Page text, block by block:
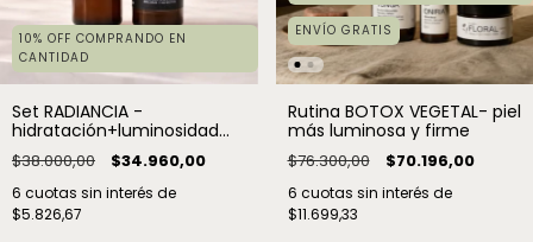
10% OFF COMPRANDO EN
CANTIDAD
Set RADIANCIA -
hidratación+luminosidad
natural
$38.000,00 $34.960,00
6 cuotas sin interés de
$5.826,67
ENVÍO GRATIS
Rutina BOTOX VEGETAL- piel
más luminosa y firme
$76.300,00 $70.196,00
6 cuotas sin interés de
$11.699,33